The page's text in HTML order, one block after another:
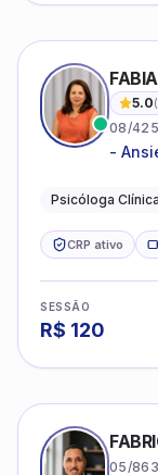
5.0(
08/
-
Psicóloga Clínica
CRP ativo
SESSÃO
R$ 120
05/